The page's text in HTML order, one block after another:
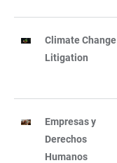
Climate Change
Litigation
Empresas y
Derechos
Humanos